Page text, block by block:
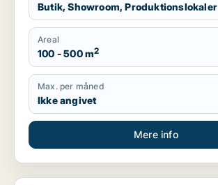
Butik, Showroom, Produktionslokaler
Areal
100 - 500 m2
Max. per måned
Ikke angivet
Mere info